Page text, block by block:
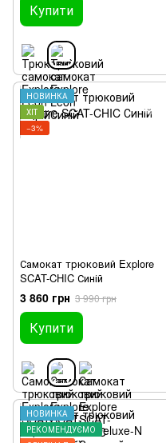
Купити
НОВИНКА
ХІТ
−3%
Самокат трюковий Explore
SCAT-CHIC Синій
3 860 грн 3 990 грн
Купити
НОВИНКА
РЕКОМЕНДУЄМО